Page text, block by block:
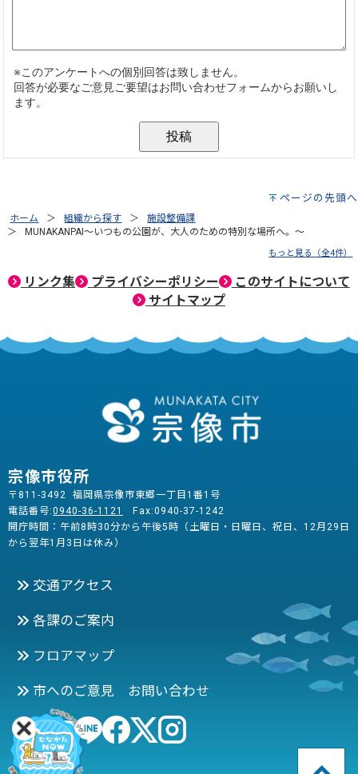
ページの先頭へ
ホーム 組織から探す
施設整備課
MUNAKANPAI～いつもの公園が、大人のための特別な場所へ。～
もっと見る（全4件）
リンク集 プライバシーポリシー
このサイトについて
サイトマップ
宗像市役所
〒811-3492 福岡県宗像市東郷一丁目1番1号
電話番号:0940-36-1121
Fax:0940-37-1242
開庁時間：午前8時30分から午後5時（土曜日・日曜日、祝日、12月29日
から翌年1月3日は休み）
交通アクセス
各課のご案内
フロアマップ
市へのご意見 お問い合わせ